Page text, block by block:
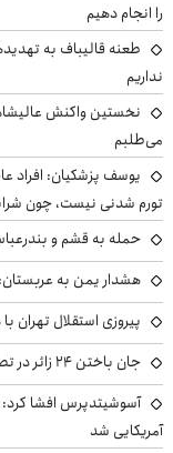
را انجام دهیم
طعنه قالیباف به
نداریم
نخستین واکنش
می‌طلبم
یوسف پزشکیان: افراد
تورم شدنی نیست، چون
حمله به قشم و
هشدار یمن به
پیروزی استقلال تهران
جان باختن ۲۴ زائر در تصادفات اربعینی؛ ۶۷ میلیون تردد ثبت شد
آمریکایی شد